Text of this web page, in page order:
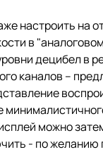
настроить на
в
децибел в
каналов –
можно
- по желанию